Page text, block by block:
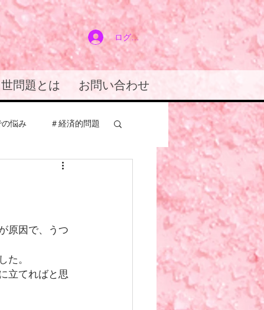
ログイン
問題とは お問い合わせ
の悩み ＃経済的問題
原因で、うつ
た。
立てればと思